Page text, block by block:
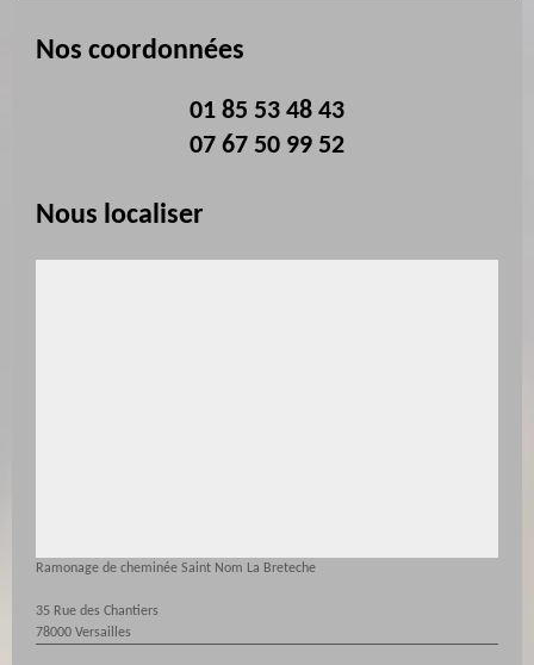
Nos coordonnées
01 85 53 48 43
07 67 50 99 52
Nous localiser
Ramonage de cheminée Saint Nom La Breteche
35 Rue des Chantiers
78000 Versailles